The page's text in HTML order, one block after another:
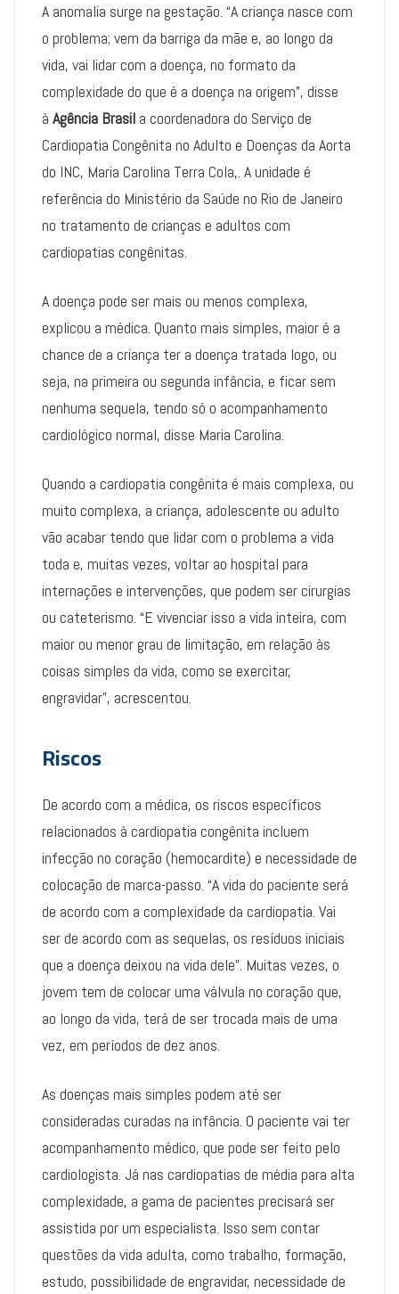
A anomalia surge na gestação. “A criança nasce com
o problema; vem da barriga da mãe e, ao longo da
vida, vai lidar com a doença, no formato da
complexidade do que é a doença na origem”, disse
à Agência Brasil a coordenadora do Serviço de
Cardiopatia Congênita no Adulto e Doenças da Aorta
do INC, Maria Carolina Terra Cola,. A unidade é
referência do Ministério da Saúde no Rio de Janeiro
no tratamento de crianças e adultos com
cardiopatias congênitas.
A doença pode ser mais ou menos complexa,
explicou a médica. Quanto mais simples, maior é a
chance de a criança ter a doença tratada logo, ou
seja, na primeira ou segunda infância, e ficar sem
nenhuma sequela, tendo só o acompanhamento
cardiológico normal, disse Maria Carolina.
Quando a cardiopatia congênita é mais complexa, ou
muito complexa, a criança, adolescente ou adulto
vão acabar tendo que lidar com o problema a vida
toda e, muitas vezes, voltar ao hospital para
internações e intervenções, que podem ser cirurgias
ou cateterismo. “E vivenciar isso a vida inteira, com
maior ou menor grau de limitação, em relação às
coisas simples da vida, como se exercitar,
engravidar”, acrescentou.
Riscos
De acordo com a médica, os riscos específicos
relacionados à cardiopatia congênita incluem
infecção no coração (hemocardite) e necessidade de
colocação de marca-passo. “A vida do paciente será
de acordo com a complexidade da cardiopatia. Vai
ser de acordo com as sequelas, os resíduos iniciais
que a doença deixou na vida dele”. Muitas vezes, o
jovem tem de colocar uma válvula no coração que,
ao longo da vida, terá de ser trocada mais de uma
vez, em períodos de dez anos.
As doenças mais simples podem até ser
consideradas curadas na infância. O paciente vai ter
acompanhamento médico, que pode ser feito pelo
cardiologista. Já nas cardiopatias de média para alta
complexidade, a gama de pacientes precisará ser
assistida por um especialista. Isso sem contar
questões da vida adulta, como trabalho, formação,
estudo, possibilidade de engravidar, necessidade de